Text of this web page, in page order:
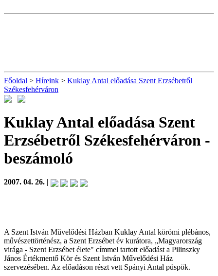
Főoldal > Híreink > Kuklay Antal előadása Szent Erzsébetről
Székesfehérváron
Kuklay Antal előadása Szent
Erzsébetről Székesfehérváron -
beszámoló
2007. 04. 26. |
A Szent István Művelődési Házban Kuklay Antal körömi plébános,
művészettörténész, a Szent Erzsébet év kurátora, „Magyarország
virága - Szent Erzsébet élete" címmel tartott előadást a Pilinszky
János Értékmentő Kör és Szent István Művelődési Ház
szervezésében. Az előadáson részt vett Spányi Antal püspök.